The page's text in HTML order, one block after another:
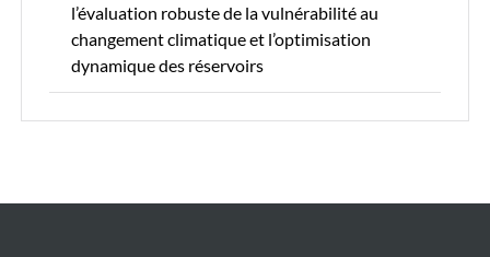
l’évaluation robuste de la vulnérabilité au
changement climatique et l’optimisation
dynamique des réservoirs